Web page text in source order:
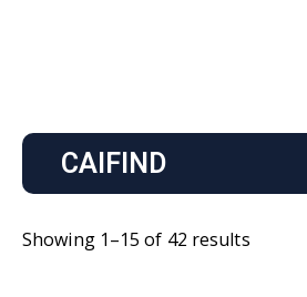
CAIFIND
Showing 1–15 of 42 results